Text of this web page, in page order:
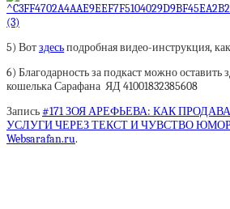
5) Вотздесьподробная видео-инструкция,
6) Благодарность за подкаст можно оставить
кошелька Сарафана ЯД 41001832385608
Запись#171 ЗОЯ АРЕФЬЕВА: КАК
УСЛУГИ ЧЕРЕЗ ТЕКСТ И ЧУВСТВО
Websarafan.ru.